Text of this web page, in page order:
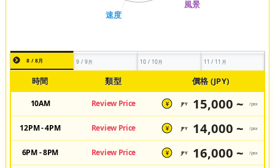
8 / 8月 9 / 9月 10 / 10月 11 / 11月
時間 類型 價格 (JPY)
10AM Review Price ¥ JPY 15,000 ~ /pax
12PM - 4PM Review Price ¥ JPY 14,000 ~ /pax
6PM - 8PM Review Price ¥ JPY 16,000 ~ /pax